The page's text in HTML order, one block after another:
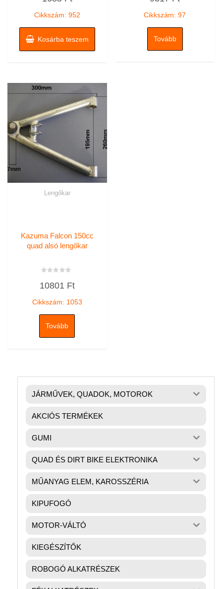
Cikkszám: 952
Kosárba teszem
Cikkszám: 97
Tovább
Lengőkar
Kazuma Falcon 150cc
quad alsó lengőkar
0
10801 Ft
Cikkszám: 1053
Tovább
JÁRMŰVEK, QUADOK, MOTOROK
AKCIÓS TERMÉKEK
GUMI
QUAD ÉS DIRT BIKE ELEKTRONIKA
MŰANYAG ELEM, KAROSSZÉRIA
KIPUFOGÓ
MOTOR-VÁLTÓ
KIEGÉSZÍTŐK
ROBOGÓ ALKATRÉSZEK